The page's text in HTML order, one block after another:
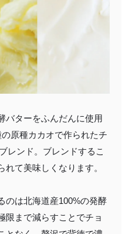
バターをふんだんに使用
原種カカオで作られたチ
レンド。ブレンドするこ
て美味しくなります。
のは北海道産100%の発酵
限まで減らすことでチョ